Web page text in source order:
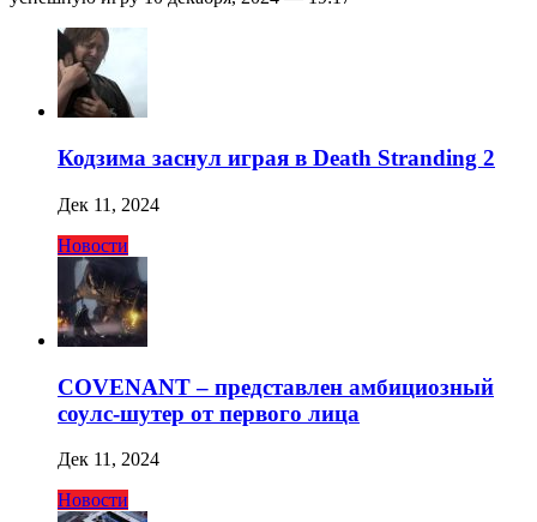
Кодзима заснул играя в Death Stranding 2
Дек 11, 2024
Новости
COVENANT – представлен амбициозный
соулс-шутер от первого лица
Дек 11, 2024
Новости